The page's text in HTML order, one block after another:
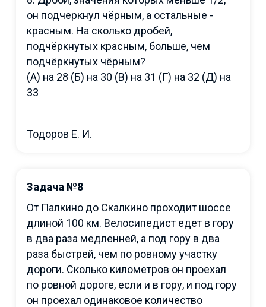
он подчеркнул чёрным, а остальные -
красным. На сколько дробей,
подчёркнутых красным, больше, чем
подчёркнутых чёрным?
(А) на 28 (Б) на 30 (В) на 31 (Г) на 32 (Д) на
33
Тодоров Е. И.
Задача №8
От Палкино до Скалкино проходит шоссе
длиной 100 км. Велосипедист едет в гору
в два раза медленней, а под гору в два
раза быстрей, чем по ровному участку
дороги. Сколько километров он проехал
по ровной дороге, если и в гору, и под гору
он проехал одинаковое количество